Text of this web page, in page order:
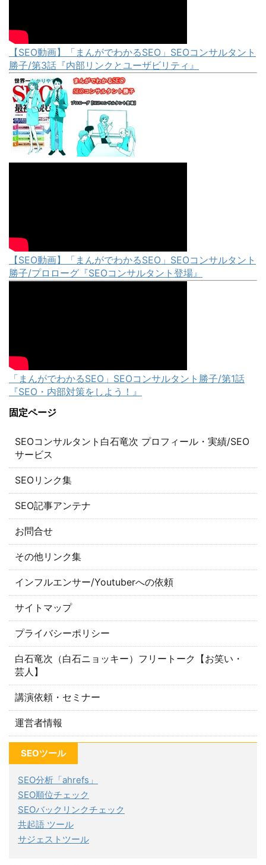
【SEO動画】「まんがでわかるSEO」SEOコンサルタント
勝子/第3話『内部リンクとユーザビリティ』
【SEO動画】「まんがでわかるSEO」SEOコンサルタント
勝子/プロローグ『SEOコンサルタント登場』
「まんがでわかるSEO」SEOコンサルタント勝子/第1話
『SEO・内部対策をしよう！』
固定ページ
SEOコンサルタント白石竜次 プロフィール・実績/SEO
サービス
SEOリンク集
SEO記事アンテナ
お問合せ
その他リンク集
インフルエンサー/Youtuberへの依頼
サイトマップ
プライバシーポリシー
白石竜次（白石ニョッキー）フリートーク【お笑い・
芸人】
講演依頼・セミナー
運営者情報
SEOツール
SEO分析「ahrefs」
SEO順位チェック
SEOバックリンクチェック
共起語 ツール
サジェストツール